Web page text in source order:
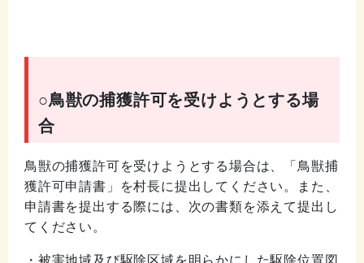
○鳥獣の捕獲許可を受けようとする場
合
鳥獣の捕獲許可を受けようとする場合は、「鳥獣捕
獲許可申請書」を村長に提出してください。また、
申請書を提出する際には、次の書類を添えて提出し
てください。